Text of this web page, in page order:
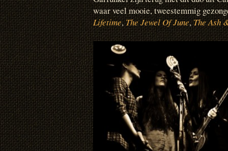
waar veel mooie, tweestemmig
Lifetime,The Jewel Of June,The Ash